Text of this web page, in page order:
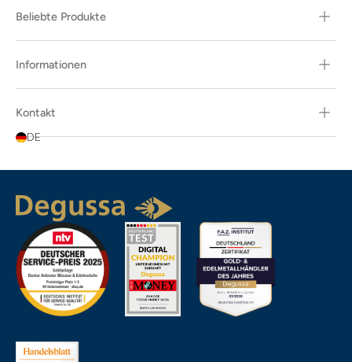
Beliebte Produkte
Informationen
Kontakt
DE